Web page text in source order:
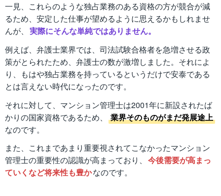
一見、これらのような独占業務のある資格の方が競合が減
るため、安定した仕事が望めるように思えるかもしれませ
んが、 実際にそんな単純ではありません。
例えば、弁護士業界では、司法試験合格者を急増させる政
策がとられたため、弁護士の数が激増しました。それによ
り、もはや独占業務を持っているというだけで安泰である
とは言えない時代になったのです。
それに対して、マンション管理士は2001年に新設されたば
かりの国家資格であるため、
業界そのものがまだ発展途上
なのです。
また、これまであまり重要視されてこなかったマンション
管理士の重要性の認識が高まっており、 今後需要が高まっ
ていくなど将来性も豊かなのです。